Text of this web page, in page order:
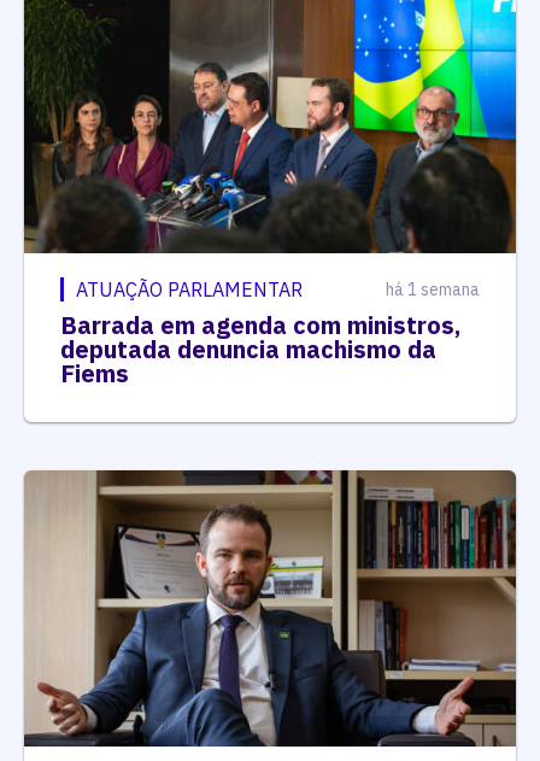
ATUAÇÃO PARLAMENTAR há 1 semana
Barrada em agenda com ministros,
deputada denuncia machismo da
Fiems